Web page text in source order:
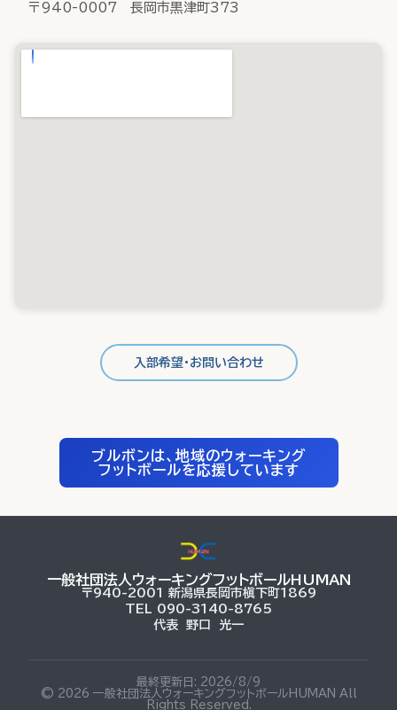
〒940-0007 長岡市黒津町373
入部希望・お問い合わせ
ブルボンは、地域のウォーキング
フットボールを応援しています
一般社団法人ウォーキングフットボールHUMAN
〒940-2001 新潟県長岡市槇下町1869
TEL 090-3140-8765
代表 野口 光一
最終更新日: 2026/8/9
© 2026 一般社団法人ウォーキングフットボールHUMAN All
Rights Reserved.